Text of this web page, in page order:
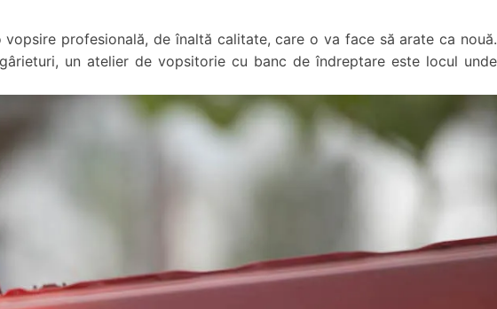
profesională, de înaltă calitate, care o va face să arate ca nouă.
un atelier de vopsitorie cu banc de îndreptare este locul unde